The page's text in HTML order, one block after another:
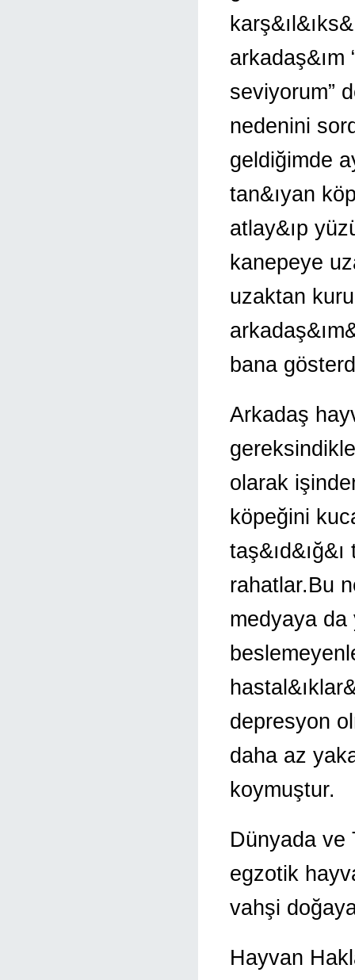
arkadaş&ım
seviyorum”
nedenini
geldiğimde
tan&ıyan
atlay&ıp
kanepeye
uzaktan
bana
Arkadaş
olarak
köpeğini
rahatlar.Bu
medyaya da
depresyon
daha az
koymuştur.
Dünyada ve
egzotik
vahşi
Hayvan